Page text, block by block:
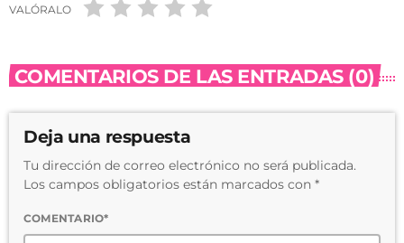
VALÓRALO
COMENTARIOS DE LAS ENTRADAS (0)
Deja una respuesta
Tu dirección de correo electrónico no será publicada.
Los campos obligatorios están marcados con *
COMENTARIO*